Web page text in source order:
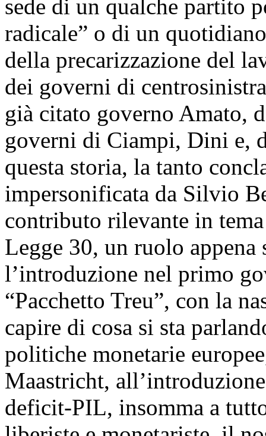
sede di un qualche partito
radicale” o di un
della precarizzazione del
dei governi di
già citato governo Amato,
governi di Ciampi, Dini e,
questa storia, la tanto
impersonificata da Silvio
contributo rilevante in
Legge 30, un ruolo appena
l’introduzione nel primo
“Pacchetto Treu”, con la
capire di cosa si sta
politiche monetarie
Maastricht,
deficit-PIL, insomma a